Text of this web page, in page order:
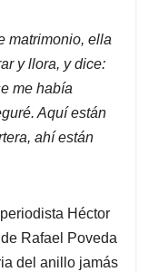
matrimonio, ella
y llora, y dice:
me había
Aquí están
ahí están
Héctor
Rafael Poveda
del anillo jamás